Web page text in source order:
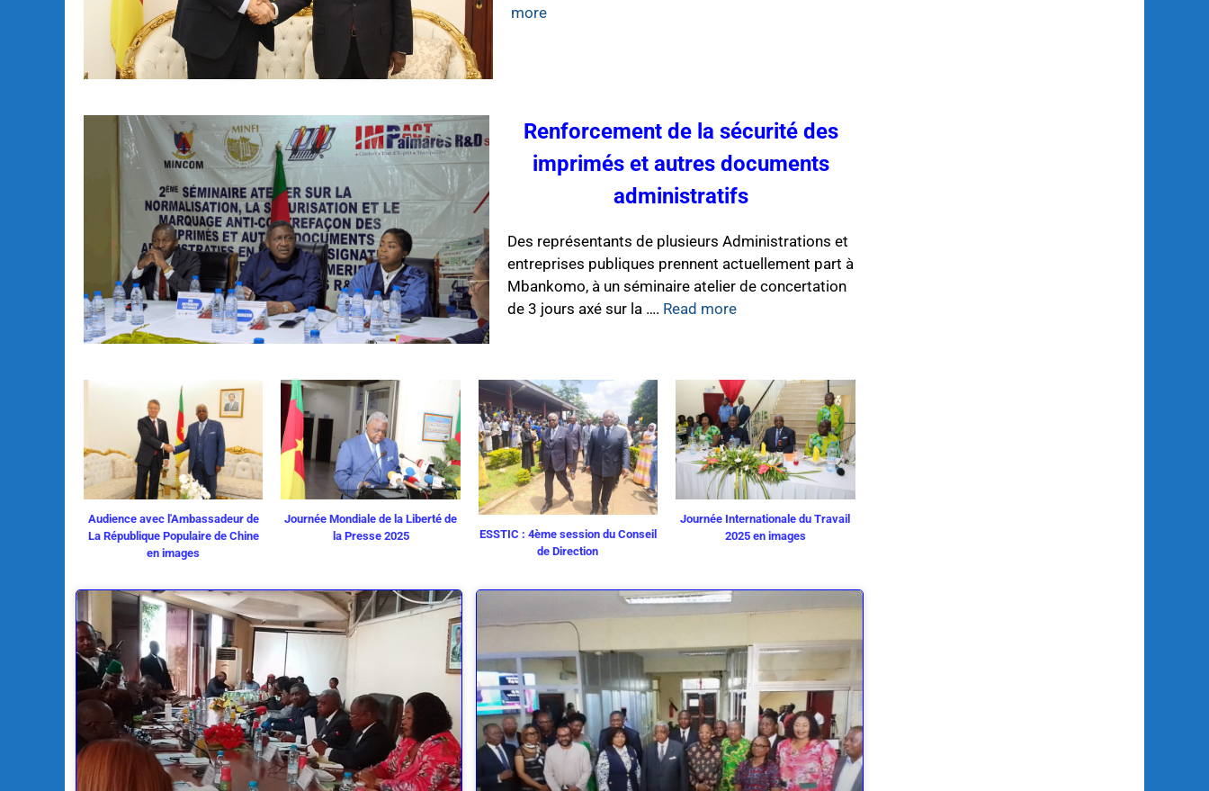
more
Renforcement de la sécurité des
imprimés et autres documents
administratifs
Des représentants de plusieurs Administrations et
entreprises publiques prennent actuellement part à
Mbankomo, à un séminaire atelier de concertation
de 3 jours axé sur la …. Read more
Audience avec l'Ambassadeur de
La République Populaire de Chine
en images
Journée Mondiale de la Liberté de
la Presse 2025
ESSTIC : 4ème session du Conseil
de Direction
Journée Internationale du Travail
2025 en images